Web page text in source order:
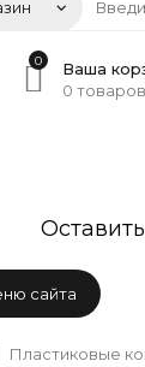
0
Ваша
0
сайта
Пластиковые